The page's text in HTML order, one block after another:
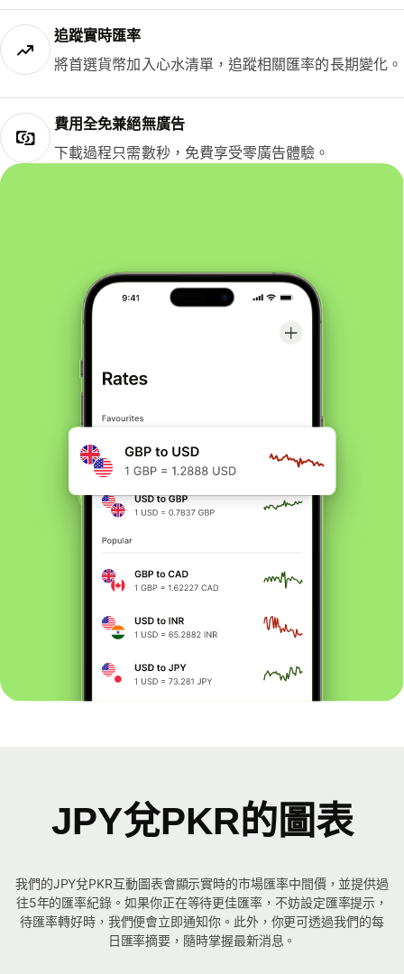
追蹤實時匯率
將首選貨幣加入心水清單，追蹤相關匯率的長期變化。
費用全免兼絕無廣告
下載過程只需數秒，免費享受零廣告體驗。
JPY兌PKR的圖表
我們的JPY兌PKR互動圖表會顯示實時的市場匯率中間價，並提供過
往5年的匯率紀錄。如果你正在等待更佳匯率，不妨設定匯率提示，
待匯率轉好時，我們便會立即通知你。此外，你更可透過我們的每
日匯率摘要，隨時掌握最新消息。